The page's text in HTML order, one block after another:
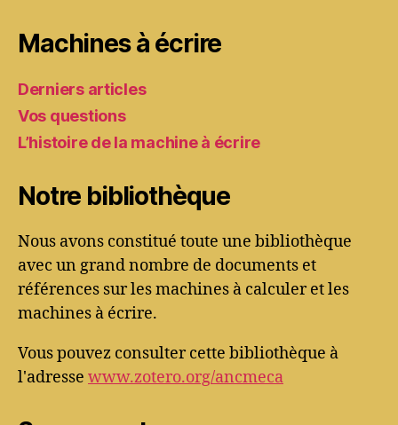
Machines à écrire
Derniers articles
Vos questions
L’histoire de la machine à écrire
Notre bibliothèque
Nous avons constitué toute une bibliothèque
avec un grand nombre de documents et
références sur les machines à calculer et les
machines à écrire.
Vous pouvez consulter cette bibliothèque à
l'adresse www.zotero.org/ancmeca